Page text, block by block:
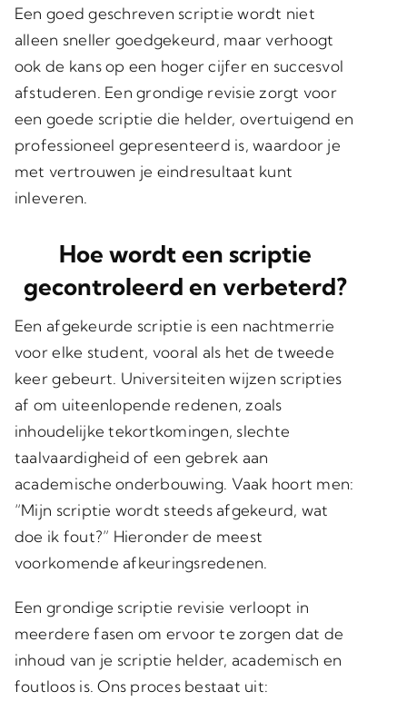
Een goed geschreven scriptie wordt niet
alleen sneller goedgekeurd, maar verhoogt
ook de kans op een hoger cijfer en succesvol
afstuderen. Een grondige revisie zorgt voor
een goede scriptie die helder, overtuigend en
professioneel gepresenteerd is, waardoor je
met vertrouwen je eindresultaat kunt
inleveren.
Hoe wordt een scriptie
gecontroleerd en verbeterd?
Een afgekeurde scriptie is een nachtmerrie
voor elke student, vooral als het de tweede
keer gebeurt. Universiteiten wijzen scripties
af om uiteenlopende redenen, zoals
inhoudelijke tekortkomingen, slechte
taalvaardigheid of een gebrek aan
academische onderbouwing. Vaak hoort men:
“Mijn scriptie wordt steeds afgekeurd, wat
doe ik fout?” Hieronder de meest
voorkomende afkeuringsredenen.
Een grondige scriptie revisie verloopt in
meerdere fasen om ervoor te zorgen dat de
inhoud van je scriptie helder, academisch en
foutloos is. Ons proces bestaat uit: